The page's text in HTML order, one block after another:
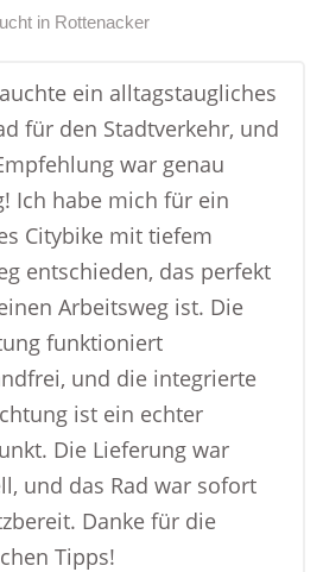
in Rottenacker
ein alltagstaugliches
für den Stadtverkehr, und
war genau
Ich habe mich für ein
Citybike mit tiefem
entschieden, das perfekt
Arbeitsweg ist. Die
funktioniert
und die integrierte
ist ein echter
Die Lieferung war
und das Rad war sofort
Danke für die
Tipps!